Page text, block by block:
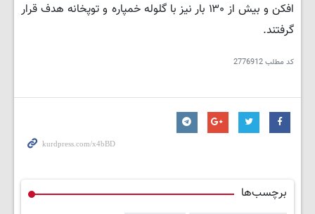
افکن و بیش از ۱۳۰ بار نیز با گلوله خمپاره و توپخانه هدف قرار
گرفتند.
کد مطلب2776912
برچسب‌ها